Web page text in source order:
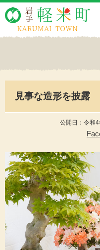
見事な造形を披露
公開日：令和